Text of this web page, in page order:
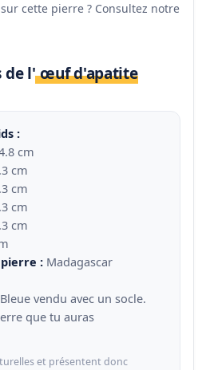
cette pierre ? Consultez notre
de l' œuf d'apatite
:
cm
cm
cm
cm
cm
: Madagascar
vendu avec un socle.
que tu auras
et présentent donc